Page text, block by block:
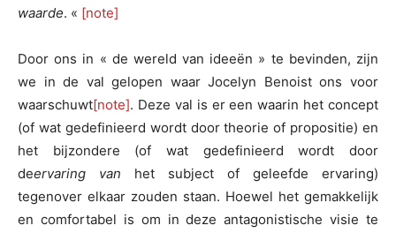
waarde. « [note]
Door ons in « de wereld van ideeën » te bevinden, zijn
we in de val gelopen waar Jocelyn Benoist ons voor
waarschuwt[note]. Deze val is er een waarin het concept
(of wat gedefinieerd wordt door theorie of propositie) en
het bijzondere (of wat gedefinieerd wordt door
deervaring van het subject of geleefde ervaring)
tegenover elkaar zouden staan. Hoewel het gemakkelijk
en comfortabel is om in deze antagonistische visie te